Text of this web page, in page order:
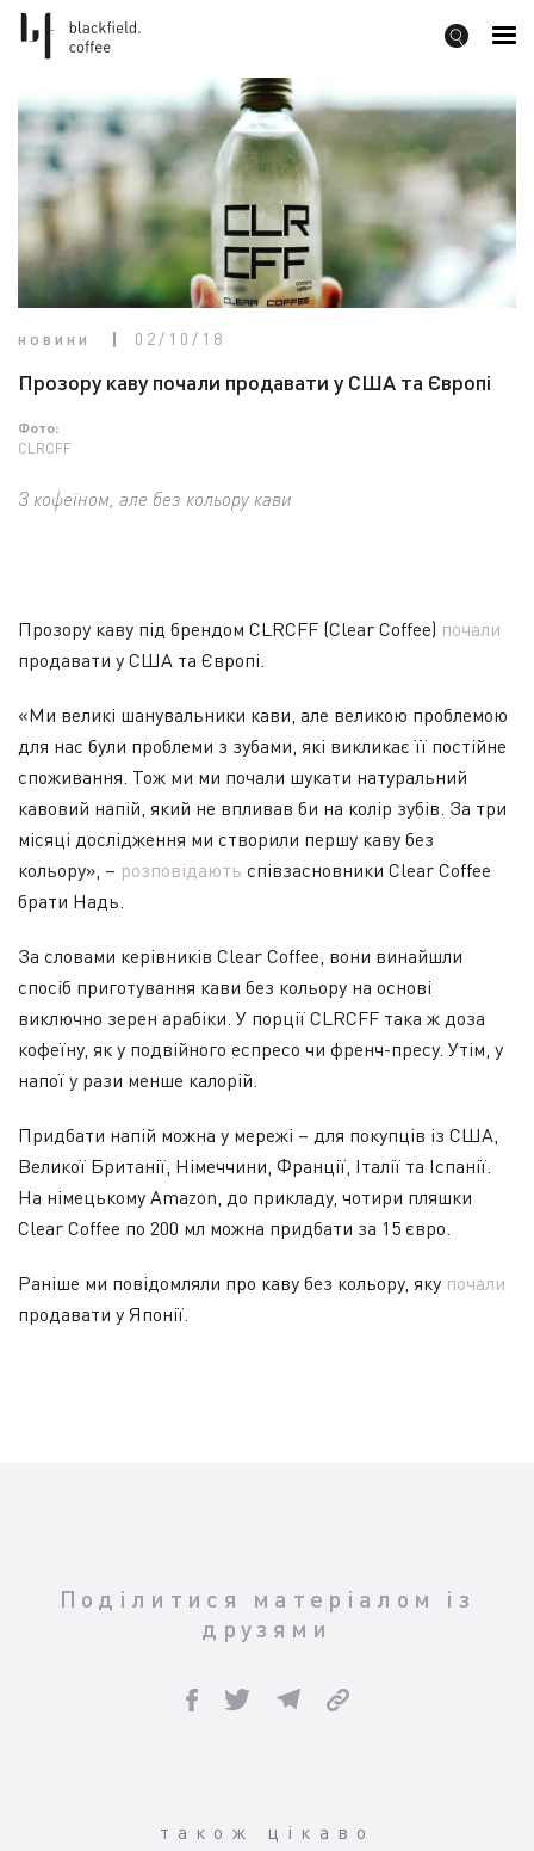
новини 02/10/18
Прозору каву почали продавати у США та Європі
Фото:
CLRCFF
З кофеїном, але без кольору кави
Прозору каву під брендом CLRCFF (Clear Coffee) почали
продавати у США та Європі.
«Ми великі шанувальники кави, але великою проблемою
для нас були проблеми з зубами, які викликає її постійне
споживання. Тож ми ми почали шукати натуральний
кавовий напій, який не впливав би на колір зубів. За три
місяці дослідження ми створили першу каву без
кольору», – розповідають співзасновники Clear Coffee
брати Надь.
За словами керівників Clear Coffee, вони винайшли
спосіб приготування кави без кольору на основі
виключно зерен арабіки. У порції CLRCFF така ж доза
кофеїну, як у подвійного еспресо чи френч-пресу. Утім, у
напої у рази менше калорій.
Придбати напій можна у мережі – для покупців із США,
Великої Британії, Німеччини, Франції, Італії та Іспанії.
На німецькому Amazon, до прикладу, чотири пляшки
Clear Coffee по 200 мл можна придбати за 15 євро.
Раніше ми повідомляли про каву без кольору, яку почали
продавати у Японії.
Поділитися матеріалом із
друзями
також цікаво